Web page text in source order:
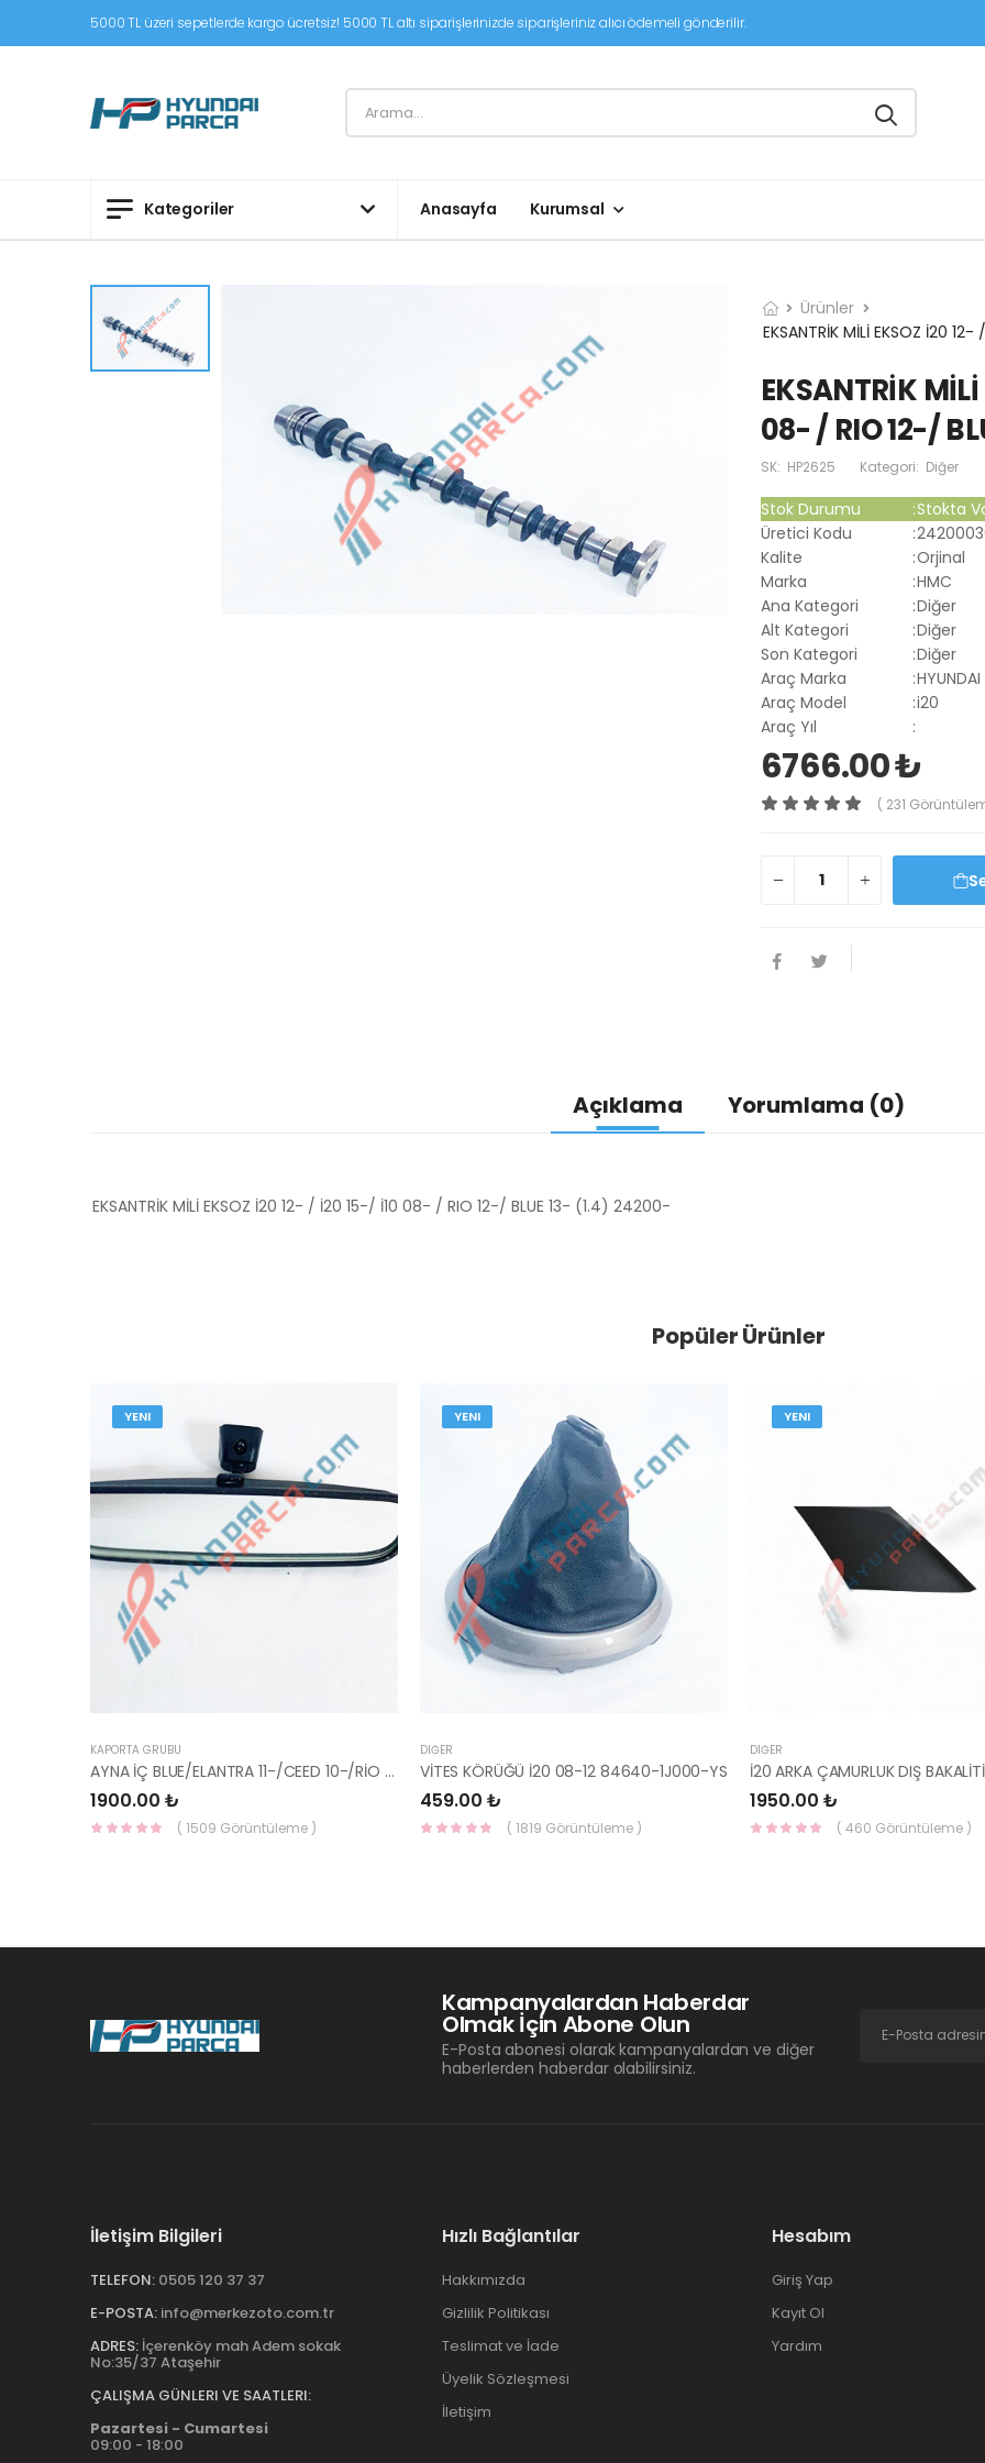
5000 TL üzeri sepetlerde kargo ücretsiz! 5000 TL altı siparişlerinizde siparişleriniz alıcı ödemeli gönderilir.
Kategoriler Anasayfa Kurumsal
Ürünler
EKSANTRİK MİLİ EKSOZ İ20
EKSANTRİK
08- / RIO 12-/
SK: HP2625 Kategori: Diğer
Stok Durumu :Stokta
Üretici Kodu
:
Kalite
:Orjinal
Marka
:HMC
Ana Kategori
:Diğer
Alt Kategori
:Diğer
Son Kategori
:Diğer
Araç Marka
:HYUNDAI
Araç Model
:i20
Araç Yıl
:
6766.00 ₺
( 231
Açıklama Yorumlama (0)
EKSANTRİK MİLİ EKSOZ İ20 12- / İ20 15-/ İ10 08- / RIO 12-/ BLUE 13- (1.4) 24200-
Popüler Ürünler
YENI
KAPORTA GRUBU
AYNA İÇ BLUE/ELANTRA 11-/CEED 10-/RİO 12-/SPORTAGE 11- 85101-3X100-HMC
1900.00 ₺
( 1509 Görüntüleme )
YENI
DIĞER
VİTES KÖRÜĞÜ İ20 08-12 84640-1J000-YS
459.00 ₺
( 1819 Görüntüleme )
YENI
DIĞER
1950.00 ₺
( 460 Görüntüleme )
Kampanyalardan Haberdar
Olmak İçin Abone Olun
E-Posta abonesi olarak kampanyalardan ve diğer
haberlerden haberdar olabilirsiniz.
İletişim Bilgileri
TELEFON: 0505 120 37 37
E-POSTA: info@merkezoto.com.tr
ADRES: İçerenköy mah Adem sokak
No:35/37 Ataşehir
ÇALIŞMA GÜNLERI VE SAATLERI:
Pazartesi - Cumartesi
09:00 - 18:00
Hızlı Bağlantılar
Hakkımızda
Gizlilik Politikası
Teslimat ve İade
Üyelik Sözleşmesi
İletişim
Hesabım
Giriş Yap
Kayıt Ol
Yardım